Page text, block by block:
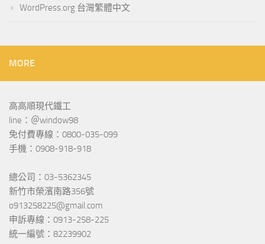
WordPress.org 台灣繁體中文
MORE
高高順現代鐵工
line：＠window98
免付費專線：0800-035-099
手機：0908-918-918
總公司：03-5362345
新竹市榮濱南路356號
o913258225@gmail.com
申訴專線：0913-258-225
統一編號：82239902